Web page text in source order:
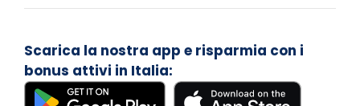
Scarica la nostra app e risparmia con i
bonus attivi in Italia: